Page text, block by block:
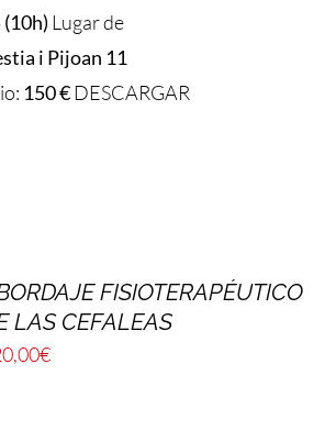
Lugar de
i Pijoan 11
150 €DESCARGAR
FISIOTERAPÉUTICO
LAS CEFALEAS
€